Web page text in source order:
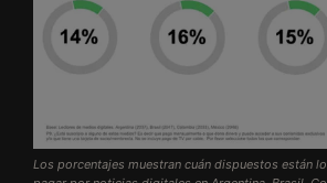
Los porcentajes muestran cuán dispuestos están